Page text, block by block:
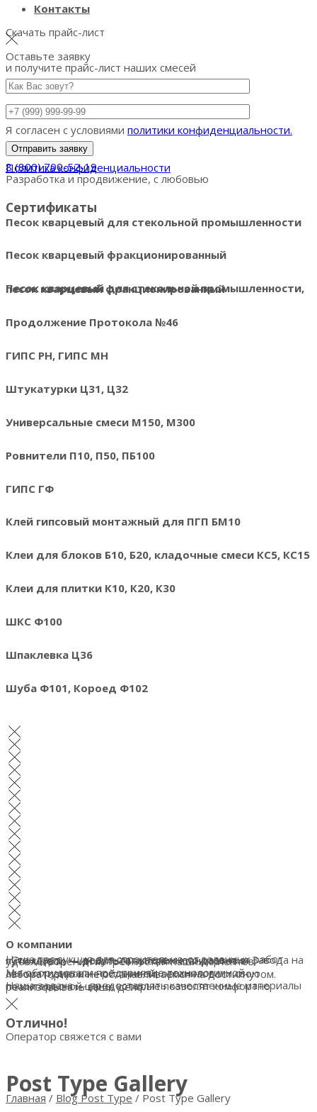
Контакты
Скачать прайс-лист
Оставьте заявку
и получите прайс-лист наших смесей
Я согласен с условиями политики конфиденциальности.
8 (800) 700-52-19
Политика конфиденциальности
Разработка и продвижение, с любовью
Сертификаты
Песок кварцевый для стекольной промышленности
Песок кварцевый фракционированный
Песок кварцевый для стекольной промышленности, песок кварцевый фракционированный
Продолжение Протокола №46
ГИПС РН, ГИПС МН
Штукатурки Ц31, Ц32
Универсальные смеси М150, М300
Ровнители П10, П50, ПБ100
ГИПС ГФ
Клей гипсовый монтажный для ПГП БМ10
Клеи для блоков Б10, Б20, кладочные смеси КС5, КС15
Клеи для плитки К10, К20, К30
ШКС Ф100
Шпаклевка Ц36
Шуба Ф101, Короед Ф102
О компании
Наша продукция для строительно-отделочных работ «Стандарт» — результат уверенного развития Завода на пути к цели — добиться высоких стандартов в удовлетворении потребностей наших клиентов.
Мы оборудовали предприятие технологичной автоматизированной линией, организовали свою лабораторию и не останавливаемся на достигнутом.
Наша задача — предоставлять качественные материалы по интересной цене, которые позволят комфортно реализовывать ваше дело.
Отлично!
Оператор свяжется с вами
Post Type Gallery
Главная / Blog Post Type / Post Type Gallery